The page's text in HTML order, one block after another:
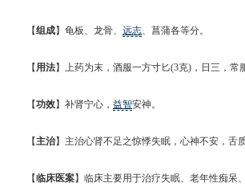
【组成】龟板、龙骨、 远志、菖蒲各等分。
【 用法】上药为末，酒服一方寸匕(3克)，日三，常
【功效】补肾宁心， 益智安神。
【主治】主治心肾不足之惊悸失眠，心神不安，舌
【临床医案】临床主要用于治疗失眠、老年性痴呆